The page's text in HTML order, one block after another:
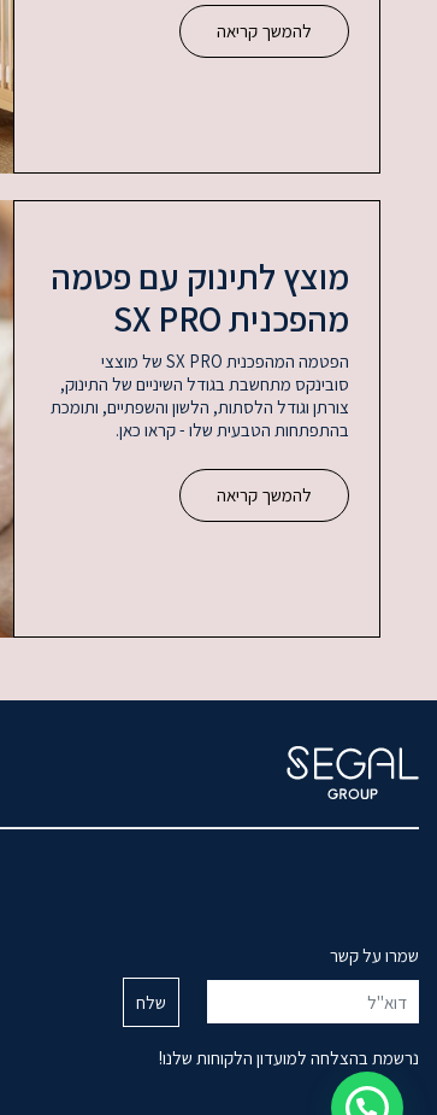
להמשך קריאה
מוצץ לתינוק עם פטמה
מהפכנית SX PRO
הפטמה המהפכנית SX PRO של מוצצי
סובינקס מתחשבת בגודל השיניים של התינוק,
צורתן וגודל הלסתות, הלשון והשפתיים, ותומכת
בהתפתחות הטבעית שלו - קראו כאן.
להמשך קריאה
שמרו על קשר
נרשמת בהצלחה למועדון הלקוחות שלנו!